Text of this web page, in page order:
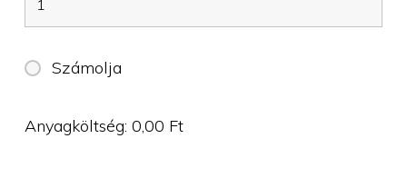
Számolja
Anyagköltség:0,00 Ft